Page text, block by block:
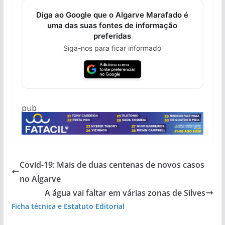
Diga ao Google que o Algarve Marafado é
uma das suas fontes de informação
preferidas
Siga-nos para ficar informado
pub
Covid-19: Mais de duas centenas de novos casos
no Algarve
A água vai faltar em várias zonas de Silves
Ficha técnica e Estatuto Editorial